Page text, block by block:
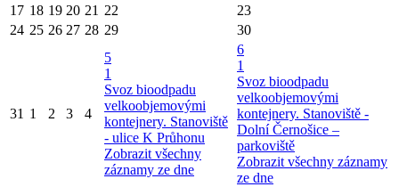
17 18 19 20 21 22
23
24 25 26 27 28 29 30
31 1 2 3 4
5
1
Svoz bioodpadu
velkoobjemovými
kontejnery. Stanoviště
- ulice K Průhonu
Zobrazit všechny
záznamy ze dne
6
1
Svoz bioodpadu
velkoobjemovými
kontejnery. Stanoviště -
Dolní Černošice –
parkoviště
Zobrazit všechny záznamy
ze dne